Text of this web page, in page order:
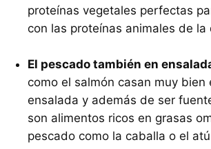
proteínas vegetales perfectas
con las proteínas animales de la
El pescado también en
como el salmón casan muy bien
ensalada y además de ser
son alimentos ricos en grasas
pescado como la caballa o el